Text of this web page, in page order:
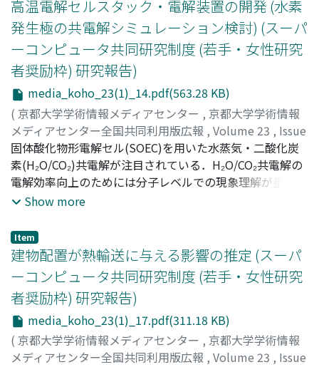
高温電解セルスタック・電解装置の開発 (水素
発生極の共電解シミュレーション検討) (スーパ
ーコンピュータ共同研究制度 (若手・女性研究
者奨励枠) 研究報告)
media_koho_23(1)_14.pdf(563.28 KB)
( 京都大学学術情報メディアセンター , 京都大学学術情報
メディアセンター全国共同利用版広報 , Volume 23 , Issue
1,2024,pp.14-16)
郭, 玉婷;谷内, 太陽;岸本, 将史;岩井, 裕
固体酸化物形電解セル(SOEC)を用いた水蒸気・二酸化炭
素(H₂O/CO₂)共電解が注目されている．H₂O/CO₂共電解の
電解効率向上のためには分子レベルでの現象理解が重要で
あるが，高温条件下の実験による分析は困難である．そこ
るNi-YSZ混合多孔質とH₂O/CO₂ガスの間に生じる相互作用
を分子動力学により再現し，ガス分子の物理吸着・拡散現
象について解析した．
Show more
Item
建物配置が熱輸送に与える影響の推定 (スーパ
ーコンピュータ共同研究制度 (若手・女性研究
者奨励枠) 研究報告)
media_koho_23(1)_17.pdf(311.18 KB)
( 京都大学学術情報メディアセンター , 京都大学学術情報
メディアセンター全国共同利用版広報 , Volume 23 , Issue